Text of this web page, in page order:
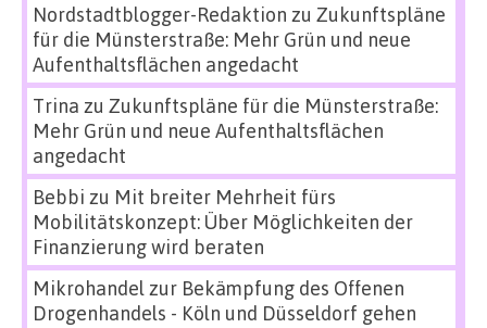
Nordstadtblogger-Redaktion zu Zukunftspläne
für die Münsterstraße: Mehr Grün und neue
Aufenthaltsflächen angedacht
Trina zu Zukunftspläne für die Münsterstraße:
Mehr Grün und neue Aufenthaltsflächen
angedacht
Bebbi zu Mit breiter Mehrheit fürs
Mobilitätskonzept: Über Möglichkeiten der
Finanzierung wird beraten
Mikrohandel zur Bekämpfung des Offenen
Drogenhandels - Köln und Düsseldorf gehen